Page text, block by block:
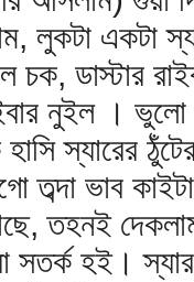
লুকটা একটা
চক, ডাস্টার
নুইল । ভুলো
স্যারের
তব্দা ভাব
তহনই
হই। স্যার